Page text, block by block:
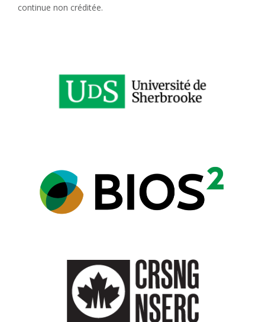
continue non créditée.